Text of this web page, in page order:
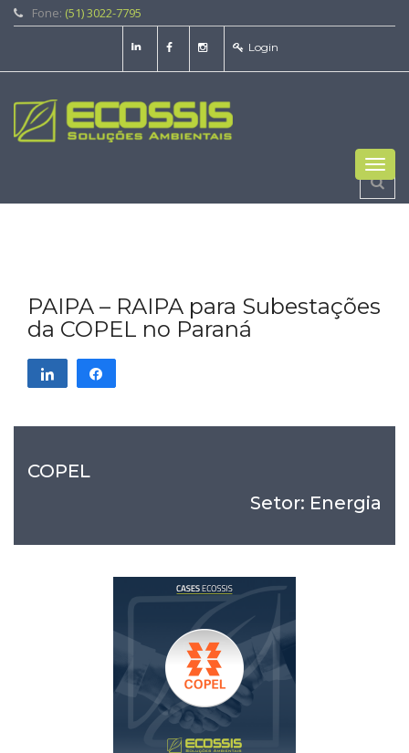
Fone: (51) 3022-7795
Login
PAIPA – RAIPA para Subestações
da COPEL no Paraná
Compartilhar
COPEL
Setor: Energia